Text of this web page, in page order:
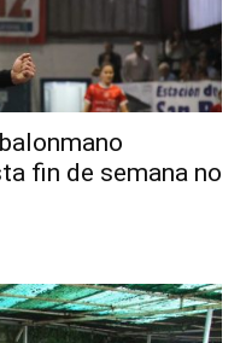
fin de semana no